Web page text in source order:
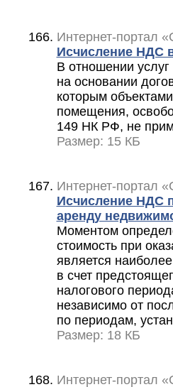
Интернет-портал
Исчисление НДС
В отношении
на основании
которым
помещения,
149 НК РФ, не
Размер: 15 КБ
Интернет-портал
Исчисление НДС
аренду
Моментом
стоимость при
является
в счет
налогового
независимо от
по периодам,
Размер: 18 КБ
Интернет-портал